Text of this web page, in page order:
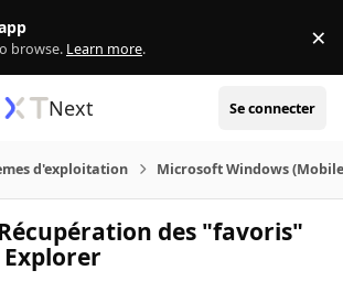
browse. Learn more. ×
Next Se connecter
d'exploitation Microsoft Windows
des "favoris"